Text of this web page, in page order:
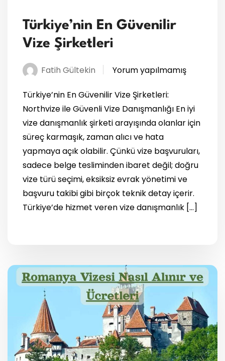
Türkiye’nin En Güvenilir
Vize Şirketleri
Fatih Gültekin Yorum yapılmamış
Türkiye’nin En Güvenilir Vize Şirketleri:
Northvize ile Güvenli Vize Danışmanlığı En iyi
vize danışmanlık şirketi arayışında olanlar için
süreç karmaşık, zaman alıcı ve hata
yapmaya açık olabilir. Çünkü vize başvuruları,
sadece belge tesliminden ibaret değil; doğru
vize türü seçimi, eksiksiz evrak yönetimi ve
başvuru takibi gibi birçok teknik detay içerir.
Türkiye’de hizmet veren vize danışmanlık […]